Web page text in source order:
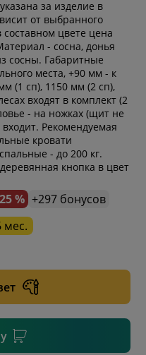
за изделие в
от выбранного
цвете цена
- сосна, донья
сосны. Габаритные
места, +90 мм - к
(1 сп), 1150 мм (2 сп),
входят в комплект (2
- на ножках (щит не
Рекомендуемая
кровати
- до 200 кг.
кнопка в цвет
% +297 бонусов
мес.